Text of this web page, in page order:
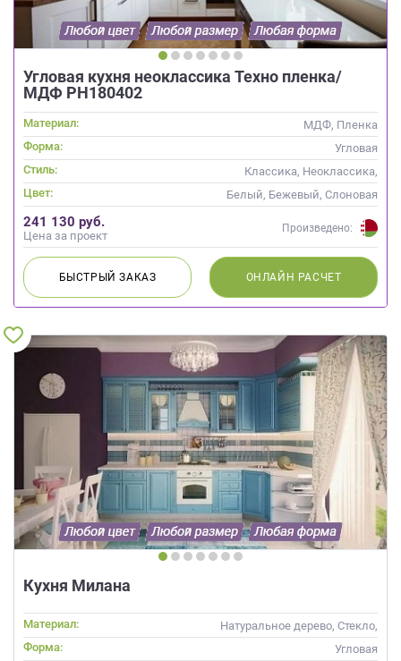
Угловая кухня неоклассика Техно пленка/
МДФ РН180402
Материал:
МДФ, Пленка
Форма:
Угловая
Стиль:
Классика, Неоклассика,
Скандинавский
Цвет:
Белый, Бежевый, Слоновая
кость
241 130 руб.
Цена за проект
Произведено:
БЫСТРЫЙЗАКАЗ ОНЛАЙН РАСЧЕТ
Кухня Милана
Материал:
Натуральное дерево, Стекло,
Массив
Форма:
Угловая